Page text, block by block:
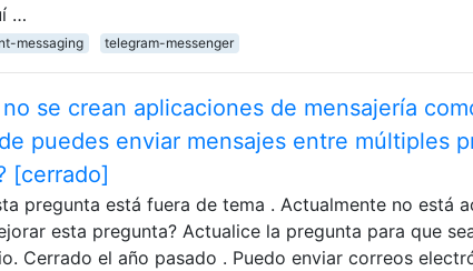
…
messaging telegram-messenger
no se crean aplicaciones de mensajería
puedes enviar mensajes entre múltiples
[cerrado]
pregunta está fuera de tema . Actualmente no está
esta pregunta? Actualice la pregunta para que
Cerrado el año pasado . Puedo enviar correos